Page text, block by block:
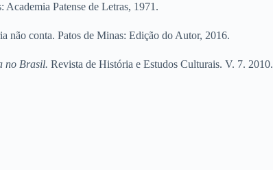
Academia Patense de Letras, 1971.
não conta. Patos de Minas: Edição do Autor, 2016.
no Brasil. Revista de História e Estudos Culturais. V. 7. 2010.